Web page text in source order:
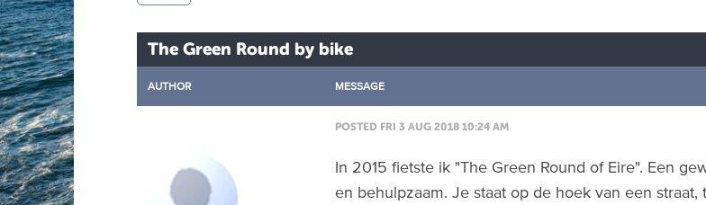
The Green Round by bike
AUTHOR MESSAGE
POSTED FRI 3 AUG 2018 10:24 AM
In 2015 fietste ik "The Green Round of Eire". Een
en behulpzaam. Je staat op de hoek van een